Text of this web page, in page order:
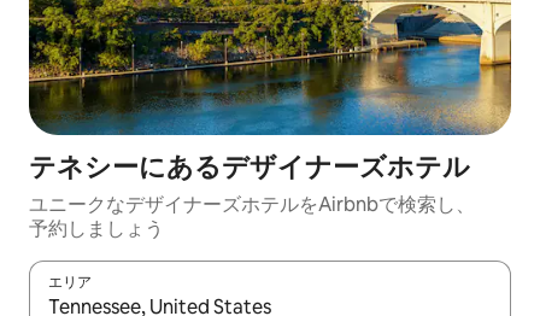
テネシーにあるデ⁠ザ⁠イ⁠ナ⁠ー⁠ズホ⁠テ⁠ル
ユニークなデ⁠ザ⁠イ⁠ナ⁠ー⁠ズホ⁠テ⁠ル⁠をAirbnb⁠で検⁠索⁠し⁠、
予⁠約し⁠ま⁠し⁠ょ⁠う
エリア
検索結果が表示されたら、上下の矢印キーを使って移動するか